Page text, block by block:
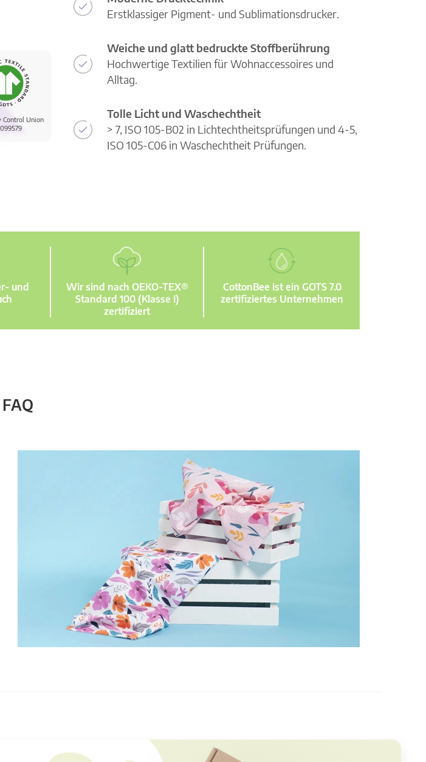
Control Union
Erstklassiger Pigment- und Sublimationsdrucker.
Weiche und glatt bedruckte Stoffberührung
Hochwertige Textilien für Wohnaccessoires und
Alltag.
Tolle Licht und Waschechtheit
> 7, ISO 105-B02 in Lichtechtheitsprüfungen und 4-5,
ISO 105-C06 in Waschechtheit Prüfungen.
und
Wir sind nach OEKO-TEX®
Standard 100 (Klasse I)
zertifiziert
CottonBee ist ein GOTS 7.0
zertifiziertes Unternehmen
FAQ